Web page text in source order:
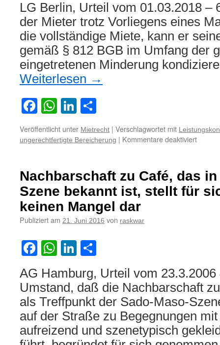
LG Berlin, Urteil vom 01.03.2018 –
der Mieter trotz Vorliegens eines
die vollständige Miete, kann er
gemäß § 812 BGB im Umfang der
eingetretenen Minderung
Weiterlesen →
Facebook
WhatsApp
LinkedIn
Veröffentlicht unter Mietrecht | Verschlagwortet mit
ungerechtfertigte Bereicherung | Kommentare deaktiviertfür
Miete
aus
Nachbarschaft zu Café, das
Szene bekannt ist, stellt für
keinen Mangel dar
Publiziert am 21. Juni 2016 von raskwar
Facebook
WhatsApp
LinkedIn
AG Hamburg, Urteil vom
Umstand, daß die Nachbarschaft
als Treffpunkt der Sado-Maso-
auf der Straße zu Begegnungen
aufreizend und szenetypisch